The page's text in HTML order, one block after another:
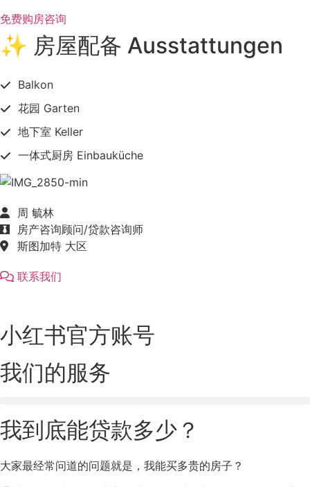
免费购房咨询
✨ 房屋配备 Ausstattungen
Balkon
花园 Garten
地下室 Keller
一体式厨房 Einbauküche
周 毓林
房产咨询顾问/贷款咨询师
斯图加特 大区
联系我们
小红书官方账号
我们的服务
我到底能贷款多少？
大家最经常问道的问题就是，我能买多贵的房子？